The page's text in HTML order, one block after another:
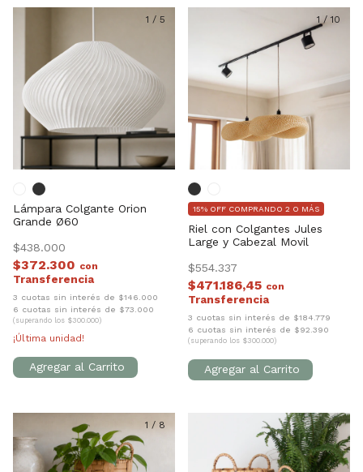
1 / 5
Lámpara Colgante Orion
Grande Ø60
$438.000
$372.300 con
3 cuotas sin interés de $146.000
6 cuotas sin interés de $73.000
(superando los $300.000)
¡Última unidad!
1 / 10
Riel con Colgantes Jules
Large y Cabezal Movil
$554.337
15% OFF COMPRANDO 2 O MÁS
$471.186,45 con
3 cuotas sin interés de $184.779
6 cuotas sin interés de $92.390
(superando los $300.000)
1 / 8 1/7